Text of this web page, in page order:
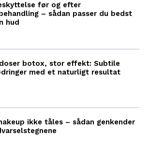
før og efter
– sådan passer du bedst
hud
botox, stor effekt: Subtile
med et naturligt resultat
ikke tåles – sådan genkender